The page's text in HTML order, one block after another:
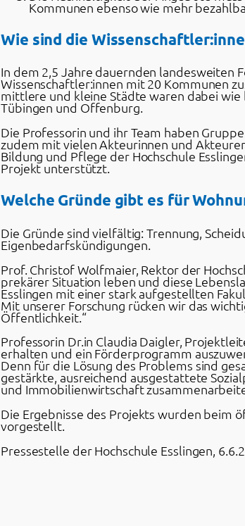
Kommunen ebenso wie mehr
Wie sind die
In dem 2,5 Jahre dauernden landesweiten
Wissenschaftler:innen mit 20 Kommunen
mittlere und kleine Städte waren dabei
Tübingen und Offenburg.
Die Professorin und ihr Team haben
zudem mit vielen Akteurinnen und
Bildung und Pflege der Hochschule
Projekt unterstützt.
Welche Gründe gibt es für
Die Gründe sind vielfältig: Trennung,
Eigenbedarfskündigungen.
Prof. Christof Wolfmaier, Rektor der
prekärer Situation leben und diese
Esslingen mit einer stark aufgestellten
Mit unserer Forschung rücken wir das
Öffentlichkeit.“
Professorin Dr.in Claudia Daigler,
erhalten und ein Förderprogramm
Denn für die Lösung des Problems sind
gestärkte, ausreichend ausgestattete
und Immobilienwirtschaft
Die Ergebnisse des Projekts wurden beim
vorgestellt.
Pressestelle der Hochschule Esslingen,